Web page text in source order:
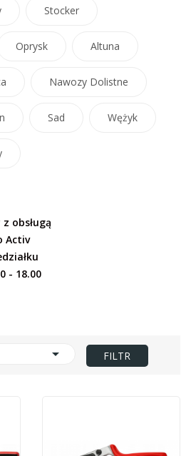
Stocker
Oprysk Altuna
Nawozy Dolistne
Sad Wężyk
obsługą
Activ
- 18.00
 FILTR